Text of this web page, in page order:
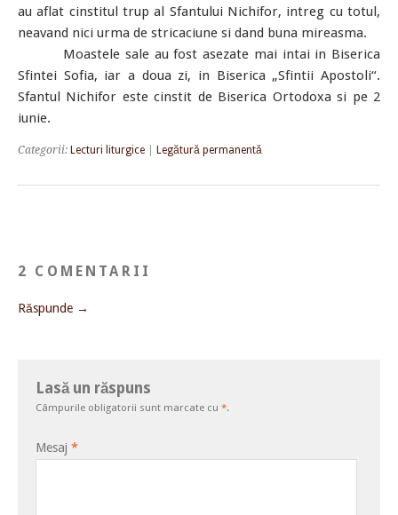
au aflat cinstitul trup al Sfantului Nichifor, intreg cu totul,
neavand nici urma de stricaciune si dand buna mireasma.
Moastele sale au fost asezate mai intai in Biserica
Sfintei Sofia, iar a doua zi, in Biserica „Sfintii Apostoli“.
Sfantul Nichifor este cinstit de Biserica Ortodoxa si pe 2
iunie.
Categorii: Lecturi liturgice Legătură permanentă
2 COMENTARII
Răspunde →
Lasă un răspuns
Câmpurile obligatorii sunt marcate cu *.
Mesaj *